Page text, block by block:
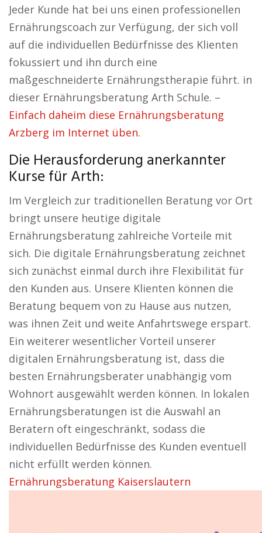
Jeder Kunde hat bei uns einen professionellen
Ernährungscoach zur Verfügung, der sich voll
auf die individuellen Bedürfnisse des Klienten
fokussiert und ihn durch eine
maßgeschneiderte Ernährungstherapie führt. in
dieser Ernährungsberatung Arth Schule. –
Einfach daheim diese Ernährungsberatung
Arzberg im Internet üben.
Die Herausforderung anerkannter
Kurse für Arth:
Im Vergleich zur traditionellen Beratung vor Ort
bringt unsere heutige digitale
Ernährungsberatung zahlreiche Vorteile mit
sich. Die digitale Ernährungsberatung zeichnet
sich zunächst einmal durch ihre Flexibilität für
den Kunden aus. Unsere Klienten können die
Beratung bequem von zu Hause aus nutzen,
was ihnen Zeit und weite Anfahrtswege erspart.
Ein weiterer wesentlicher Vorteil unserer
digitalen Ernährungsberatung ist, dass die
besten Ernährungsberater unabhängig vom
Wohnort ausgewählt werden können. In lokalen
Ernährungsberatungen ist die Auswahl an
Beratern oft eingeschränkt, sodass die
individuellen Bedürfnisse des Kunden eventuell
nicht erfüllt werden können.
Ernährungsberatung Kaiserslautern